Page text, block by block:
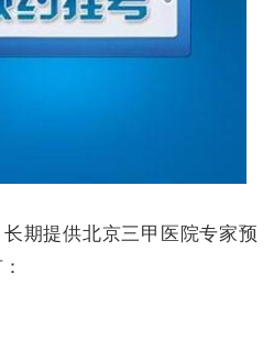
期提供北京三甲医院专家预